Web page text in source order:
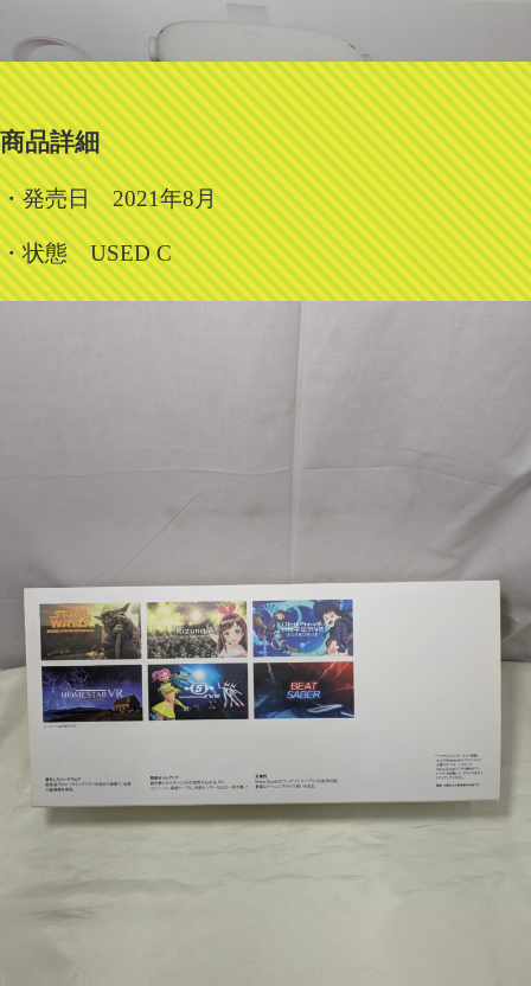
商品詳細
・発売日 2021年8月
・状態 USED C